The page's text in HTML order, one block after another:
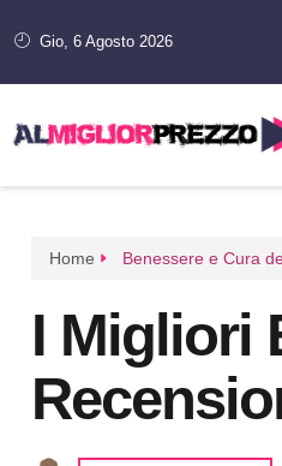
Gio, 6 Agosto 2026
Home Benessere e Cura
I Migliori